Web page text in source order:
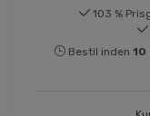
103 %
Bestil inden10